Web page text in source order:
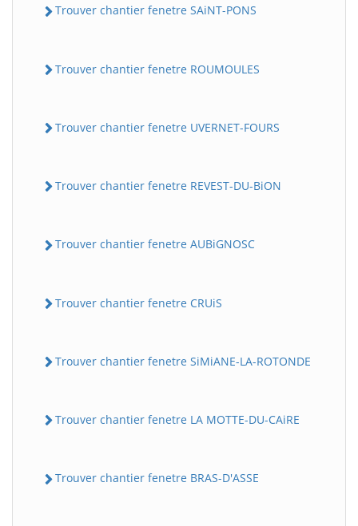
Trouver chantier fenetre SAiNT-PONS
Trouver chantier fenetre ROUMOULES
Trouver chantier fenetre UVERNET-FOURS
Trouver chantier fenetre REVEST-DU-BiON
Trouver chantier fenetre AUBiGNOSC
Trouver chantier fenetre CRUiS
Trouver chantier fenetre SiMiANE-LA-ROTONDE
Trouver chantier fenetre LA MOTTE-DU-CAiRE
Trouver chantier fenetre BRAS-D'ASSE